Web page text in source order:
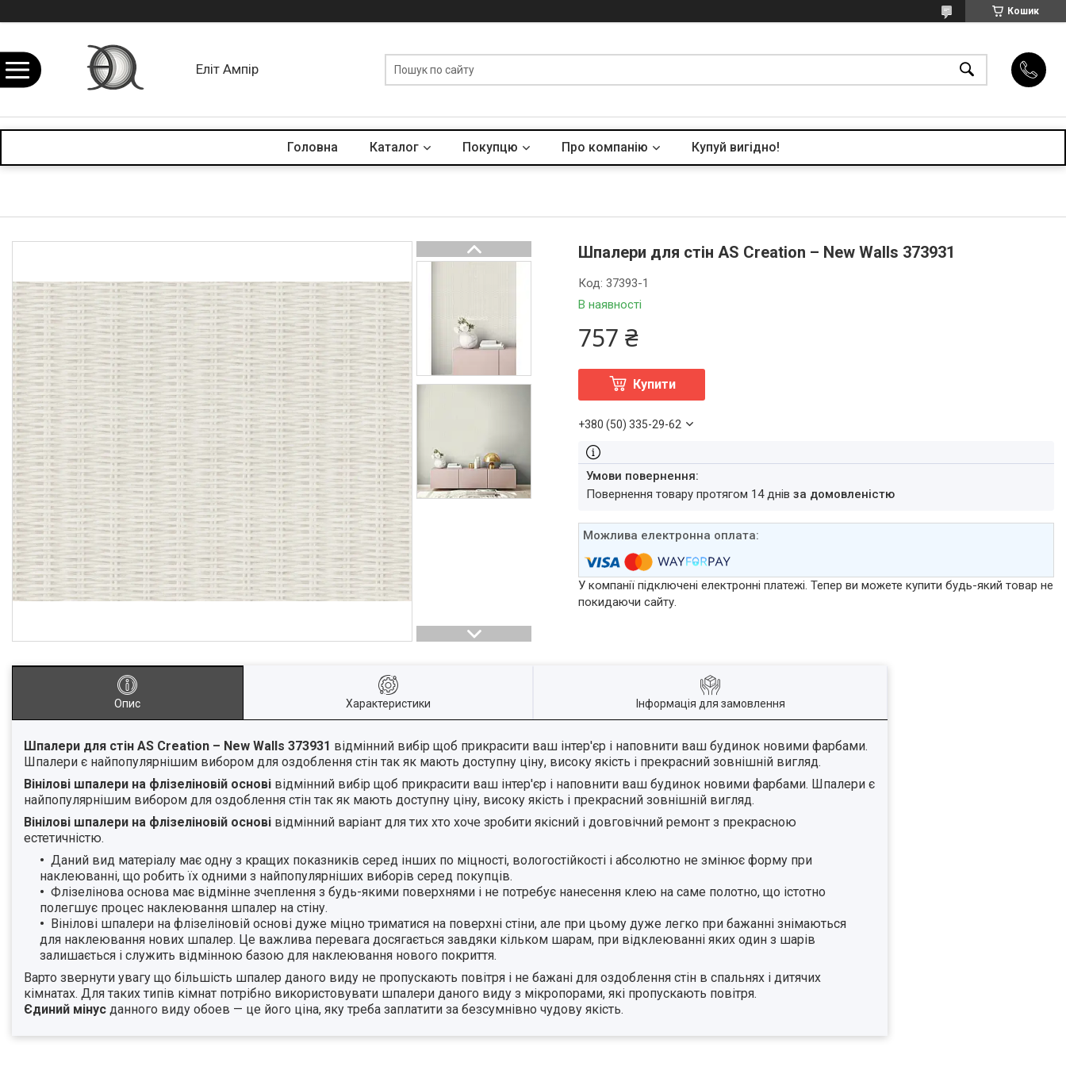
Кошик
Еліт Ампір
Головна Каталог Покупцю Про компанію Купуй вигідно!
Шпалери для стін AS Creation – New Walls 373931
В наявності
Код:37393-1
757 ₴
Купити
+380 (50) 335-29-62
повернення товару протягом 14 днівза домовленістю
У компанії підключені електронні платежі. Тепер ви можете купити будь-який товар не
покидаючи сайту.
Опис Характеристики Інформація для замовлення
Шпалери для стін AS Creation – New Walls 373931 відмінний вибір щоб прикрасити ваш інтер'єр і наповнити ваш будинок новими фарбами.
Шпалери є найпопулярнішим вибором для оздоблення стін так як мають доступну ціну, високу якість і прекрасний зовнішній вигляд.
Вінілові шпалери на флізеліновій основі відмінний вибір щоб прикрасити ваш інтер'єр і наповнити ваш будинок новими фарбами. Шпалери є
найпопулярнішим вибором для оздоблення стін так як мають доступну ціну, високу якість і прекрасний зовнішній вигляд.
Вінілові шпалери на флізеліновій основі відмінний варіант для тих хто хоче зробити якісний і довговічний ремонт з прекрасною
естетичністю.
Даний вид матеріалу має одну з кращих показників серед інших по міцності, вологостійкості і абсолютно не змінює форму при
наклеюванні, що робить їх одними з найпопулярніших виборів серед покупців.
Флізелінова основа має відмінне зчеплення з будь-якими поверхнями і не потребує нанесення клею на саме полотно, що істотно
полегшує процес наклеювання шпалер на стіну.
Вінілові шпалери на флізеліновій основі дуже міцно триматися на поверхні стіни, але при цьому дуже легко при бажанні знімаються
для наклеювання нових шпалер. Це важлива перевага досягається завдяки кільком шарам, при відклеюванні яких один з шарів
залишається і служить відмінною базою для наклеювання нового покриття.
Варто звернути увагу що більшість шпалер даного виду не пропускають повітря і не бажані для оздоблення стін в спальнях і дитячих
кімнатах. Для таких типів кімнат потрібно використовувати шпалери даного виду з мікропорами, які пропускають повітря.
Єдиний мінус данного виду обоев — це його ціна, яку треба заплатити за безсумнівно чудову якість.